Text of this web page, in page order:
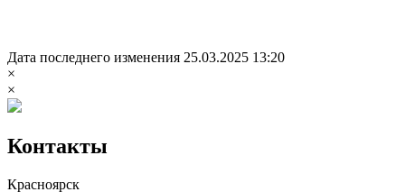
Дата последнего изменения 25.03.2025 13:20
×
×
Контакты
Красноярск